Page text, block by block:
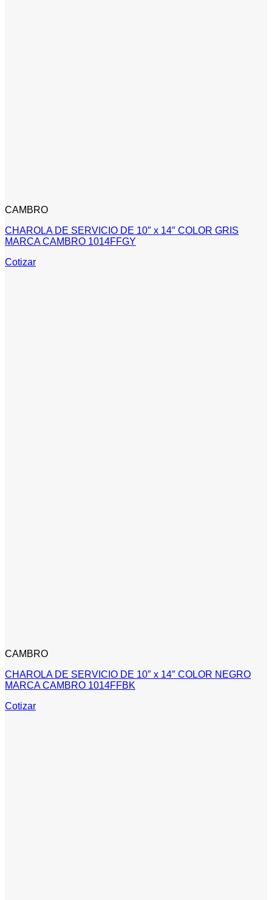
CAMBRO
CHAROLA DE SERVICIO DE 10″ x 14″ COLOR GRIS
MARCA CAMBRO 1014FFGY
Cotizar
CAMBRO
CHAROLA DE SERVICIO DE 10″ x 14″ COLOR NEGRO
MARCA CAMBRO 1014FFBK
Cotizar